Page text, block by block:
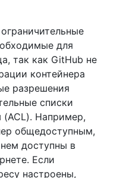
для
так как GitHub не
контейнера
разрешения
списки
(ACL). Например,
общедоступным,
доступны в
Если
настроены,